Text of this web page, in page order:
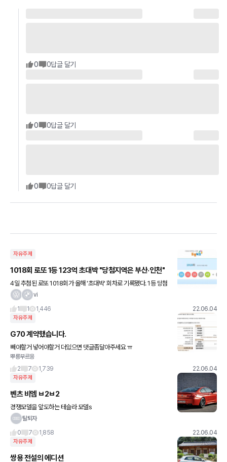
0 0답글 달기
0 0답글 달기
0 0답글 달기
자유주제
1018회 로또 1등 123억 초대박 "당첨지역은 부산·인천"
4일 추첨된 로또 1018회가 올해 '초대박' 회차로 기록됐다. 1등 당첨
자가 단 2명 나왔기 때문이다. 당첨지역은 부산과 인천이다. 각 1명씩
vi
1
1 1,446 22.06.04
자유주제
G70 계약했습니다.
빼야할거 넣어야할거 더있으면 댓글좀달아주세요 ㅠ
뿌릉부르응
2
7 1,739 22.06.04
자유주제
벤츠 비엠 ㅂ2ㅂ2
경쟁모델을 앞도하는 테슬라 모델s
탈퇴자
0
7 1,858 22.06.04
자유주제
쌍용 전설의 에디션